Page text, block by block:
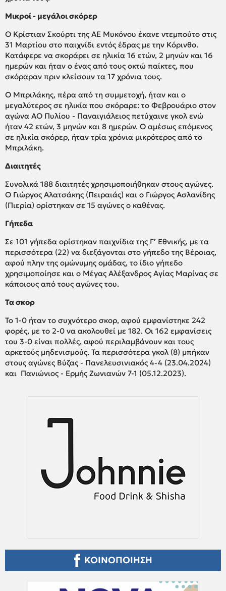
Μικροί - μεγάλοι σκόρερ
Ο Κρίστιαν Σκούρτι της ΑΕ Μυκόνου έκανε ντεμπούτο στις
31 Μαρτίου στο παιχνίδι εντός έδρας με την Κόρινθο.
Κατάφερε να σκοράρει σε ηλικία 16 ετών, 2 μηνών και 16
ημερών και ήταν ο ένας από τους οκτώ παίκτες, που
σκόραραν πριν κλείσουν τα 17 χρόνια τους.
Ο Μπριλάκης, πέρα από τη συμμετοχή, ήταν και ο
μεγαλύτερος σε ηλικία που σκόραρε: το Φεβρουάριο στον
αγώνα ΑΟ Πυλίου - Παναιγιάλειος πετύχαινε γκολ ενώ
ήταν 42 ετών, 3 μηνών και 8 ημερών. Ο αμέσως επόμενος
σε ηλικία σκόρερ, ήταν τρία χρόνια μικρότερος από το
Μπριλάκη.
Διαιτητές
Συνολικά 188 διαιτητές χρησιμοποιήθηκαν στους αγώνες.
Ο Γιώργος Αλατσάκης (Πειραιάς) και ο Γιώργος Ασλανίδης
(Πιερία) ορίστηκαν σε 15 αγώνες ο καθένας.
Γήπεδα
Σε 101 γήπεδα ορίστηκαν παιχνίδια της Γ’ Εθνικής, με τα
περισσότερα (22) να διεξάγονται στο γήπεδο της Βέροιας,
αφού πλην της ομώνυμης ομάδας, το ίδιο γήπεδο
χρησιμοποίησε και ο Μέγας Αλέξανδρος Αγίας Μαρίνας σε
κάποιους από τους αγώνες του.
Τα σκορ
Το 1-0 ήταν το συχνότερο σκορ, αφού εμφανίστηκε 242
φορές, με το 2-0 να ακολουθεί με 182. Οι 162 εμφανίσεις
του 3-0 είναι πολλές, αφού περιλαμβάνουν και τους
αρκετούς μηδενισμούς. Τα περισσότερα γκολ (8) μπήκαν
στους αγώνες Βύζας - Πανελευσινιακός 4-4 (23.04.2024)
και Πανιώνιος - Ερμής Ζωνιανών 7-1 (05.12.2023).
ΚΟΙΝΟΠΟΙΗΣΗ